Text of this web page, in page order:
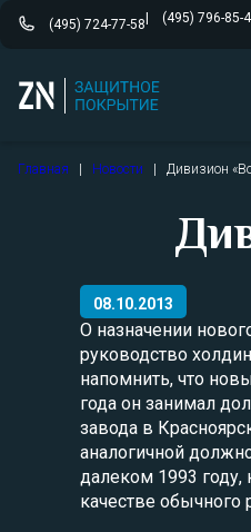
(495) 724-77-58 (495) 796-85-
Главная Новости Дивизион
08.10.2013
О назначении
руководство
напомнить, что
года он занимал
завода в
аналогичной
далеком 1993 году,
качестве обычного